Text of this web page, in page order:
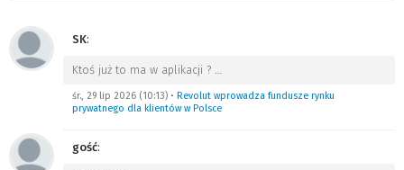
SK:
Ktoś już to ma w aplikacji ? …
śr., 29 lip 2026 (10:13) • Revolut wprowadza fundusze rynku
prywatnego dla klientów w Polsce
gość: